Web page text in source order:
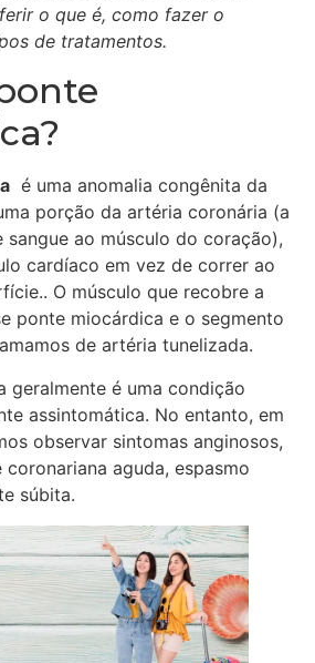
o que é, como fazer o
de tratamentos.
é uma anomalia congênita da
porção da artéria coronária (a
ao músculo do coração),
cardíaco em vez de correr ao
O músculo que recobre a
ponte miocárdica e o segmento
de artéria tunelizada.
geralmente é uma condição
assintomática. No entanto, em
observar sintomas anginosos,
aguda, espasmo
súbita.